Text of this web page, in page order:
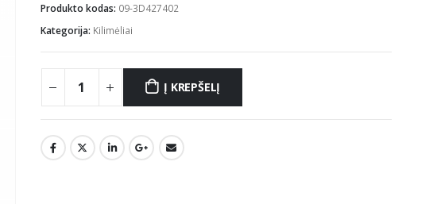
Produkto kodas: 09-3D427402
Kategorija: Kilimėliai
Į KREPŠELĮ